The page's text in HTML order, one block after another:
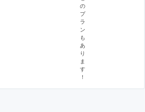
の
プ
ラ
ン
も
あ
り
ま
す
！